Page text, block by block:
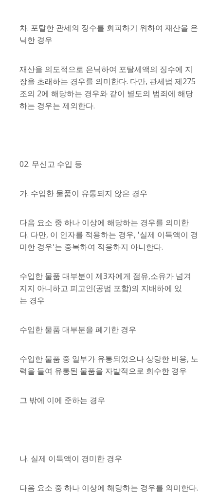
차. 포탈한 관세의 징수를 회피하기 위하여 재산을 은
닉한 경우
재산을 의도적으로 은닉하여 포탈세액의 징수에 지
장을 초래하는 경우를 의미한다. 다만, 관세법 제275
조의 2에 해당하는 경우와 같이 별도의 범죄에 해당
하는 경우는 제외한다.
02. 무신고 수입 등
가. 수입한 물품이 유통되지 않은 경우
다음 요소 중 하나 이상에 해당하는 경우를 의미한
다. 다만, 이 인자를 적용하는 경우, '실제 이득액이 경
미한 경우'는 중복하여 적용하지 아니한다.
수입한 물품 대부분이 제3자에게 점유,소유가 넘겨
지지 아니하고 피고인(공범 포함)의 지배하에 있
는 경우
수입한 물품 대부분을 폐기한 경우
수입한 물품 중 일부가 유통되었으나 상당한 비용, 노
력을 들여 유통된 물품을 자발적으로 회수한 경우
그 밖에 이에 준하는 경우
나. 실제 이득액이 경미한 경우
다음 요소 중 하나 이상에 해당하는 경우를 의미한다.